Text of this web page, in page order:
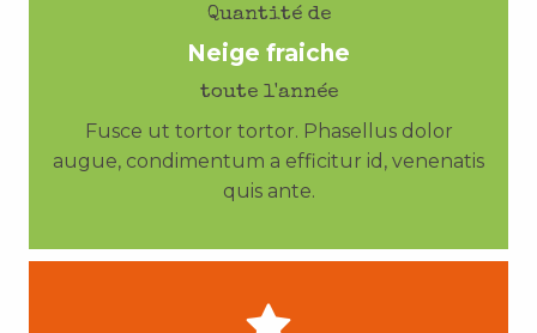
Quantité de
Neige fraiche
toute l'année
Fusce ut tortor tortor. Phasellus dolor
augue, condimentum a efficitur id, venenatis
quis ante.